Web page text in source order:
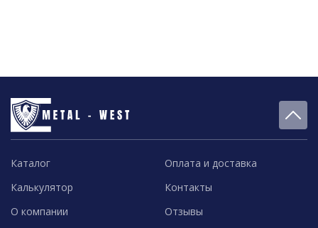
Каталог
Калькулятор
О компании
Оплата и доставка
Контакты
Отзывы